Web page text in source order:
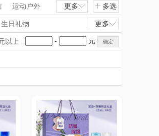
运动户外
更多 多选
生日礼物
国潮文创
银行礼品
节
教师节
更多
以上 - 元